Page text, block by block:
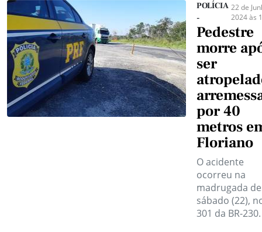
POLÍCIA
-
22 de
2024 às
Pedestre
morre
ser
por 40
metros
Floriano
O acidente
ocorreu na
madrugada
sábado (22),
301 da BR-230.